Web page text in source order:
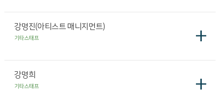
강명진(아티스트 매니지먼트) +
기타스태프
강명희 +
기타스태프